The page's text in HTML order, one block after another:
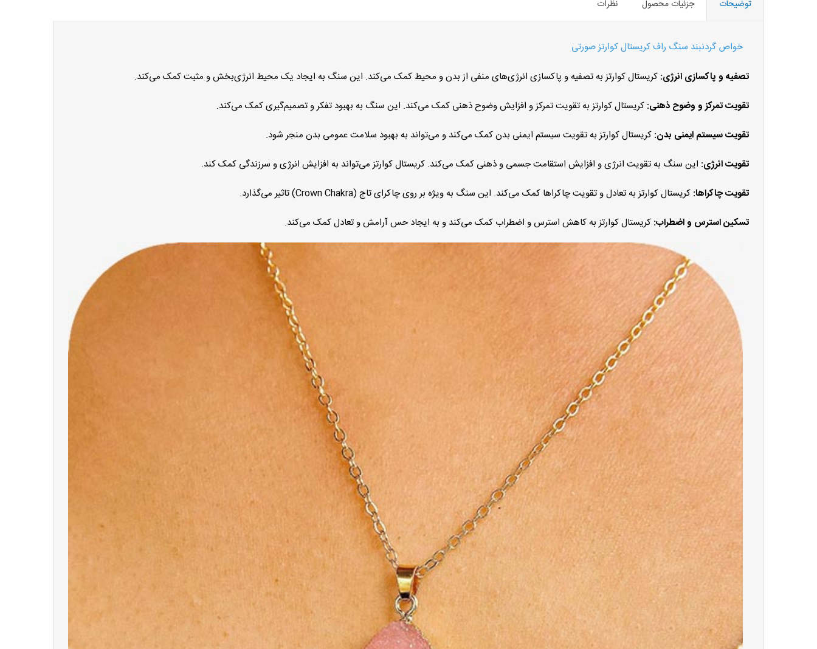
توضیحات جزئیات محصول نظرات
خواص گردنبند سنگ راف کریستال کوارتز صورتی
تصفیه و پاکسازی انرژی: کریستال کوارتز به تصفیه و پاکسازی انرژی‌های منفی از بدن و محیط کمک می‌کند. این سنگ به ایجاد یک محیط انرژی‌بخش و مثبت کمک می‌کند.
تقویت تمرکز و وضوح ذهنی: کریستال کوارتز به تقویت تمرکز و افزایش وضوح ذهنی کمک می‌کند. این سنگ به بهبود تفکر و تصمیم‌گیری کمک می‌کند.
تقویت سیستم ایمنی بدن: کریستال کوارتز به تقویت سیستم ایمنی بدن کمک می‌کند و می‌تواند به بهبود سلامت عمومی بدن منجر شود.
تقویت انرژی: این سنگ به تقویت انرژی و افزایش استقامت جسمی و ذهنی کمک می‌کند. کریستال کوارتز می‌تواند به افزایش انرژی و سرزندگی کمک کند.
تقویت چاکراها: کریستال کوارتز به تعادل و تقویت چاکراها کمک می‌کند. این سنگ به ویژه بر روی چاکرای تاج (Crown Chakra) تاثیر می‌گذارد.
تسکین استرس و اضطراب: کریستال کوارتز به کاهش استرس و اضطراب کمک می‌کند و به ایجاد حس آرامش و تعادل کمک می‌کند.